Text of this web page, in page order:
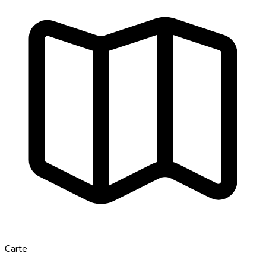
Carte